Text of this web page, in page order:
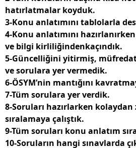
hatırlatmalar koyduk.
3-Konu anlatımını tablolarla
4-Konu anlatımını
ve bilgi kirliliğindenkaçındık.
5-Güncelliğini yitirmiş,
ve sorulara yer vermedik.
6-ÖSYM’nin mantığını
7-Tüm sorulara yer verdik.
8-Soruları hazırlarken
sıralamaya çalıştık.
9-Tüm soruları konu anlatım
10-Soruların hangi sınavlarda